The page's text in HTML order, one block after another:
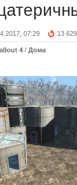
07:29 13 629
4 / Дома